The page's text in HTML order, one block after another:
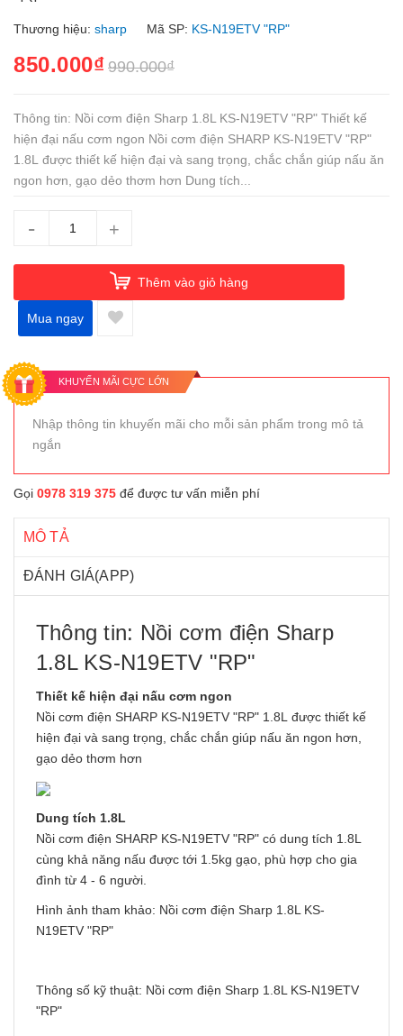
Thương hiệu: sharp Mã SP: KS-N19ETV "RP"
850.000₫ 990.000₫
Thông tin: Nồi cơm điện Sharp 1.8L KS-N19ETV "RP" Thiết kế
hiện đại nấu cơm ngon Nồi cơm điện SHARP KS-N19ETV "RP"
1.8L được thiết kế hiện đại và sang trọng, chắc chắn giúp nấu ăn
ngon hơn, gạo dẻo thơm hơn Dung tích...
- +
Thêm vào giỏ hàng
Mua ngay
KHUYẾN MÃI CỰC LỚN
Nhập thông tin khuyến mãi cho mỗi sản phẩm trong mô tả
ngắn
Gọi 0978 319 375 để được tư vấn miễn phí
MÔ TẢ
ĐÁNH GIÁ(APP)
Thông tin: Nồi cơm điện Sharp
1.8L KS-N19ETV "RP"
Thiết kế hiện đại nấu cơm ngon
Nồi cơm điện SHARP KS-N19ETV "RP" 1.8L được thiết kế
hiện đại và sang trọng, chắc chắn giúp nấu ăn ngon hơn,
gạo dẻo thơm hơn
Dung tích 1.8L
Nồi cơm điện SHARP KS-N19ETV "RP" có dung tích 1.8L
cùng khả năng nấu được tới 1.5kg gạo, phù hợp cho gia
đình từ 4 - 6 người.
Hình ảnh tham khảo: Nồi cơm điện Sharp 1.8L KS-
N19ETV "RP"
Thông số kỹ thuật: Nồi cơm điện Sharp 1.8L KS-N19ETV
"RP"